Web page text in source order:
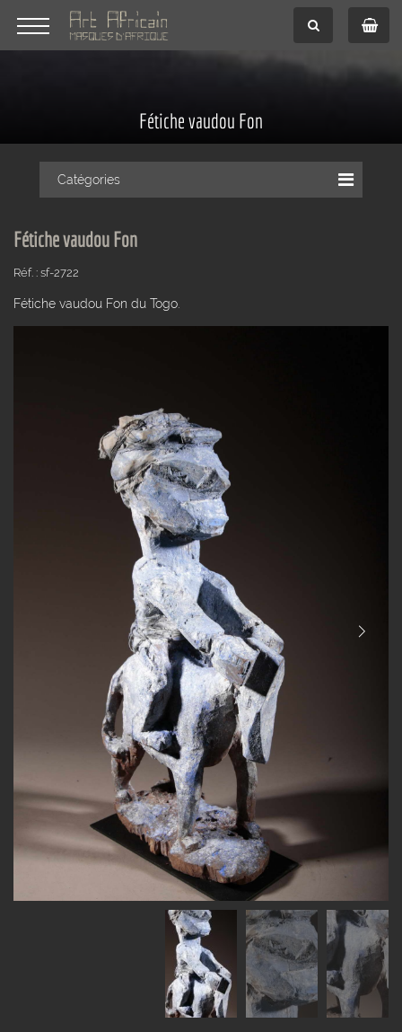
Fétiche vaudou Fon
Catégories
Fétiche vaudou Fon
Réf. : sf-2722
Fétiche vaudou Fon du Togo.